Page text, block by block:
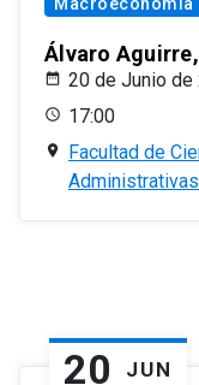
Álvaro
20 de Junio de
17:00
Facultad de
20 JUN